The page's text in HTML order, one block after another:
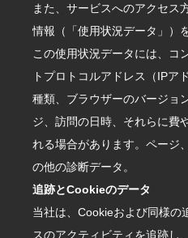
また、サービスへのアクセス
情報（「使用状況データ」）
この使用状況データには、コ
トプロトコルアドレス（IPア
種類、ブラウザーのバージョ
ジ、訪問の日時、それらに費
れる場合があります。ページ
の他の診断データ。
追跡とCookieのデータ
当社は、Cookieおよび同様の
スのアクティビティを追跡し